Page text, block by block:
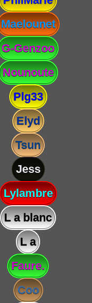
Maelounet
G-Genzoo
Nounoute
Plg33
Elyd
Tsun
Jess
Lylambre
L a blanc
L a
Faure.
Coo